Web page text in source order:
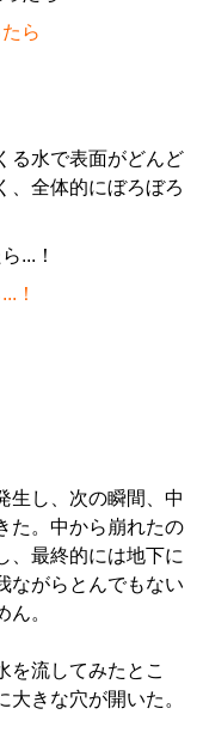
ら
る水で表面がどんど
、全体的にぼろぼろ
！
生し、次の瞬間、中
た。中から崩れたの
、最終的には地下に
ながらとんでもない
。
を流してみたとこ
きな穴が開いた。